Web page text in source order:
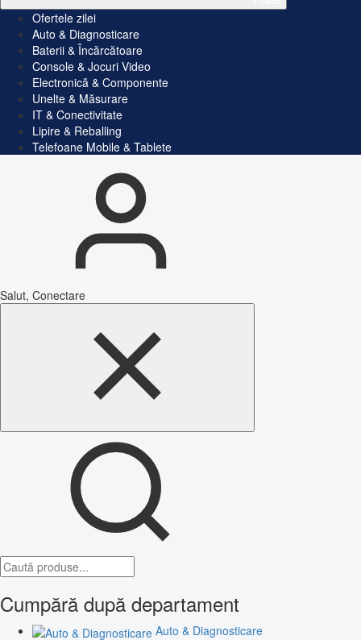
Ofertele zilei
Auto & Diagnosticare
Baterii & Încărcătoare
Console & Jocuri Video
Electronică & Componente
Unelte & Măsurare
IT & Conectivitate
Lipire & Reballing
Telefoane Mobile & Tablete
Salut, Conectare
Cumpără după departament
Auto & Diagnosticare